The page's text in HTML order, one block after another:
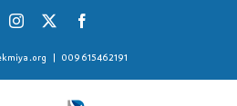
Facebook
X
009615462191